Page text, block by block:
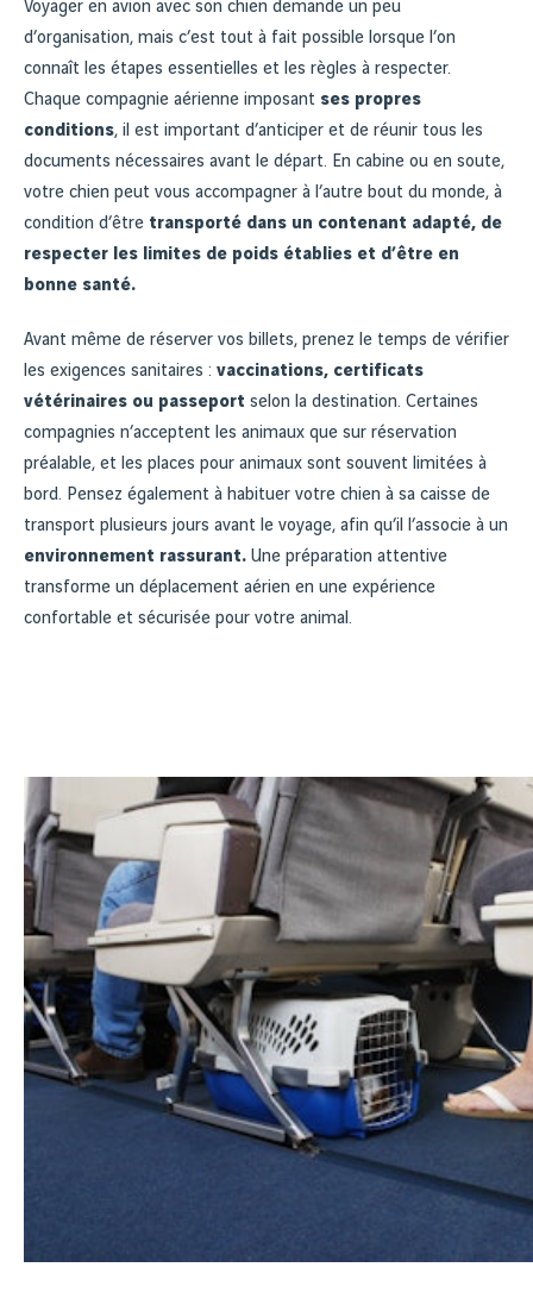
Voyager en avion avec son chien demande un peu
d’organisation, mais c’est tout à fait possible lorsque l’on
connaît les étapes essentielles et les règles à respecter.
Chaque compagnie aérienne imposant ses propres
conditions, il est important d’anticiper et de réunir tous les
documents nécessaires avant le départ. En cabine ou en soute,
votre chien peut vous accompagner à l’autre bout du monde, à
condition d’être transporté dans un contenant adapté, de
respecter les limites de poids établies et d’être en
bonne santé.
Avant même de réserver vos billets, prenez le temps de vérifier
les exigences sanitaires : vaccinations, certificats
vétérinaires ou passeport selon la destination. Certaines
compagnies n’acceptent les animaux que sur réservation
préalable, et les places pour animaux sont souvent limitées à
bord. Pensez également à habituer votre chien à sa caisse de
transport plusieurs jours avant le voyage, afin qu’il l’associe à un
environnement rassurant. Une préparation attentive
transforme un déplacement aérien en une expérience
confortable et sécurisée pour votre animal.